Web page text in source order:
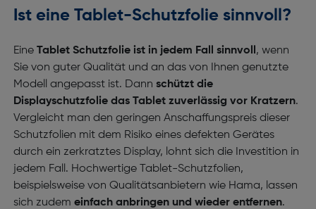
Ist eine Tablet-Schutzfolie sinnvoll?
Eine Tablet Schutzfolie ist in jedem Fall sinnvoll , wenn
Sie von guter Qualität und an das von Ihnen genutzte
Modell angepasst ist. Dann schützt die
Displayschutzfolie das Tablet zuverlässig vor Kratzern.
Vergleicht man den geringen Anschaffungspreis dieser
Schutzfolien mit dem Risiko eines defekten Gerätes
durch ein zerkratztes Display, lohnt sich die Investition in
jedem Fall. Hochwertige Tablet-Schutzfolien,
beispielsweise von Qualitätsanbietern wie Hama, lassen
sich zudem einfach anbringen und wieder entfernen.